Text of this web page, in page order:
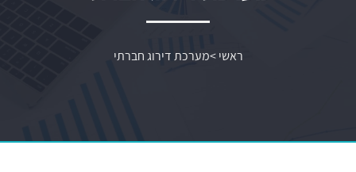
ראשי>מערכת דירוג חברתי